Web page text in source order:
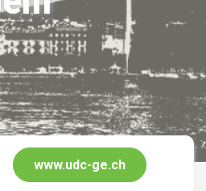
www.udc-ge.ch